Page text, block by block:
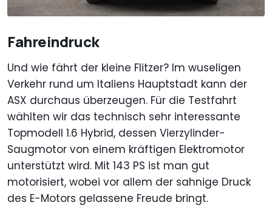
Fahreindruck
Und wie fährt der kleine Flitzer? Im wuseligen
Verkehr rund um Italiens Hauptstadt kann der
ASX durchaus überzeugen. Für die Testfahrt
wählten wir das technisch sehr interessante
Topmodell 1.6 Hybrid, dessen Vierzylinder-
Saugmotor von einem kräftigen Elektromotor
unterstützt wird. Mit 143 PS ist man gut
motorisiert, wobei vor allem der sahnige Druck
des E-Motors gelassene Freude bringt.